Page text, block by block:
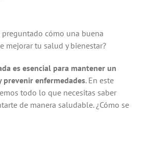
preguntado cómo una buena
mejorar tu salud y bienestar?
es esencial para mantener un
prevenir enfermedades. En este
todo lo que necesitas saber
de manera saludable. ¿Cómo se